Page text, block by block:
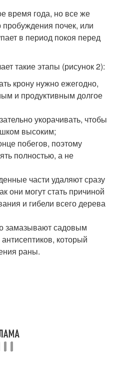
время года, но все же
почек, или
в период покоя перед
такие этапы (рисунок 2):
крону нужно ежегодно,
и продуктивным долгое
укорачивать, чтобы
высоким;
побегов, поэтому
полностью, а не
части удаляют сразу
они могут стать причиной
и гибели всего дерева
замазывают садовым
который
раны.